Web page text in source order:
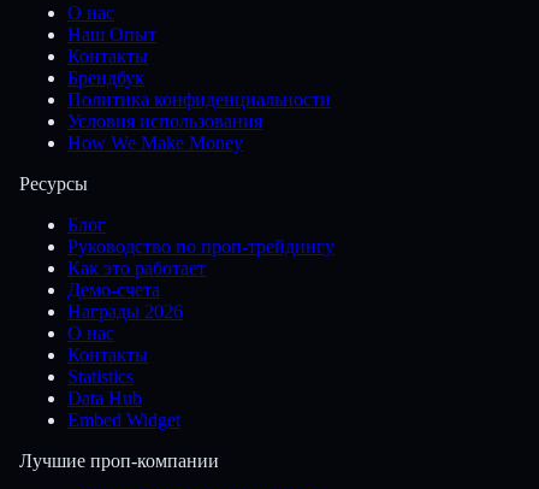
О нас
Наш Опыт
Контакты
Брендбук
Политика конфиденциальности
Условия использования
How We Make Money
Ресурсы
Блог
Руководство по проп-трейдингу
Как это работает
Демо-счета
Награды 2026
О нас
Контакты
Statistics
Data Hub
Embed Widget
Лучшие проп-компании